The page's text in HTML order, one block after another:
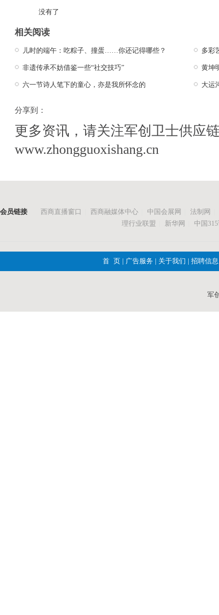
没有了
相关阅读
儿时的端午：吃粽子、撞蛋……你还记得哪些？ 多彩
非遗传承不妨借鉴一些“社交技巧” 黄坤
六一节诗人笔下的童心，亦是我所怀念的 大运
分享到：
更多资讯，请关注军创卫士供应
www.zhongguoxishang.cn
会员链接 西商直播窗口 西商融媒体中心 中国会展网 法制网
理行业联盟
新华网 中国
首 页 广告服务 关于我们 招聘信息
军